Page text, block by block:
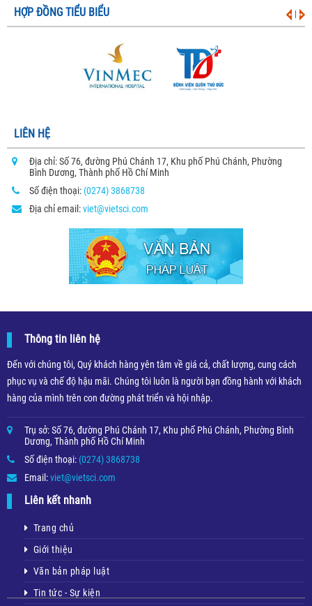
HỢP ĐỒNG TIỂU BIỂU |
LIÊN HỆ
Địa chỉ: Số 76, đường Phú Chánh 17, Khu phố Phú Chánh, Phường
Bình Dương, Thành phố Hồ Chí Minh
Số điện thoại: (0274) 3868738
Địa chỉ email:viet@vietsci.com
Thông tin liên hệ
Đến với chúng tôi, Quý khách hàng yên tâm về giá cả, chất lượng, cung cách
phục vụ và chế độ hậu mãi. Chúng tôi luôn là người bạn đồng hành với khách
hàng của mình trên con đường phát triển và hội nhập.
Trụ sở: Số 76, đường Phú Chánh 17, Khu phố Phú Chánh, Phường Bình
Dương, Thành phố Hồ Chí Minh
Số điện thoại: (0274) 3868738
Email:viet@vietsci.com
Liên kết nhanh
Trang chủ
Giới thiệu
Văn bản pháp luật
Tin tức - Sự kiện